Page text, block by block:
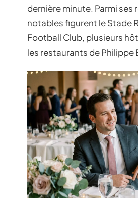
dernière minute. Parmi ses
notables figurent le Stade
Football Club, plusieurs
les restaurants de Philippe